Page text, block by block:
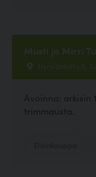
Musti ja Mirri
Hyrylänkatu 6,
Avoinna: arkisin
trimmausta.